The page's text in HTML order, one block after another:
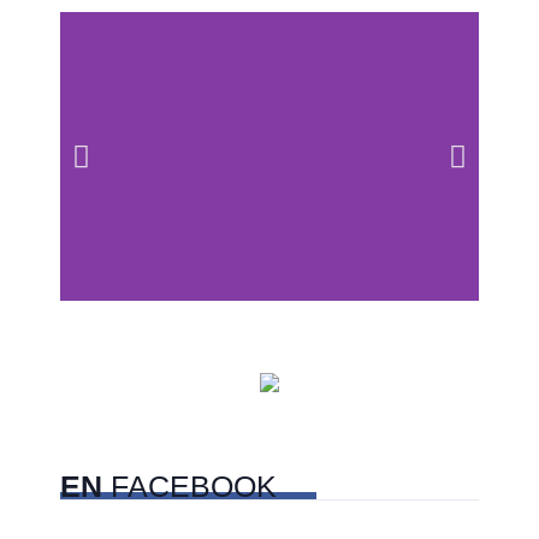
PetFriendly en la CDMX
ENFACEBOOK